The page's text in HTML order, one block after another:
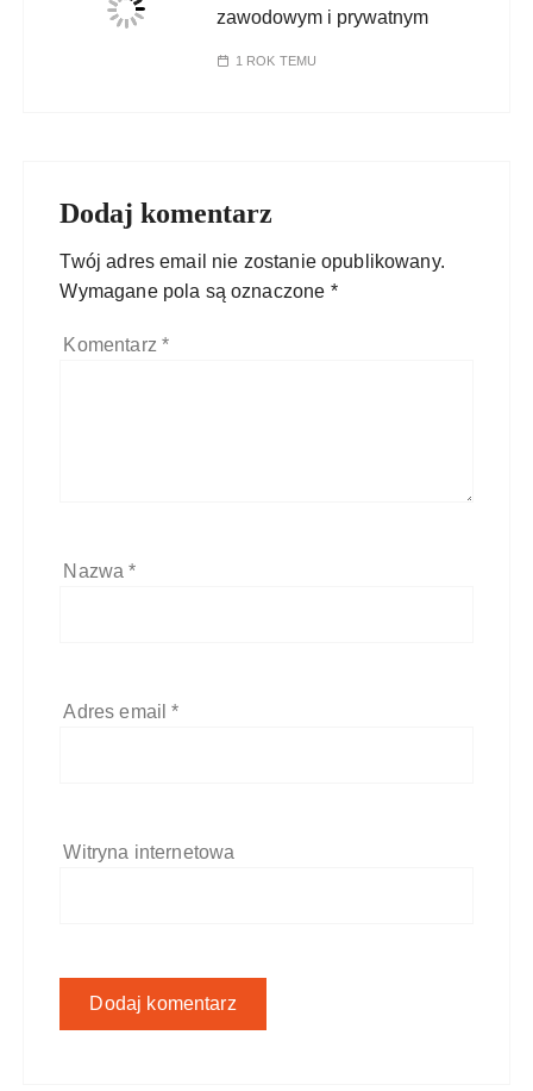
zawodowym i prywatnym
1 ROK TEMU
Dodaj komentarz
Twój adres email nie zostanie opublikowany.
Wymagane pola są oznaczone *
Komentarz *
Nazwa*
Adres email*
Witryna internetowa